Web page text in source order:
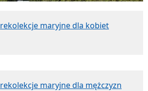
rekolekcje maryjne dla kobiet
rekolekcje maryjne dla mężczyzn